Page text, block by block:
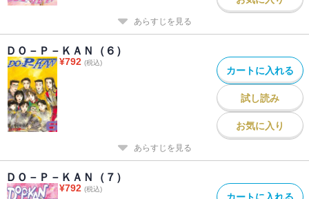
あらすじを見る
ＤＯ－Ｐ－ＫＡＮ（６）
¥792 (税込)
カートに入れる
試し読み
お気に入り
あらすじを見る
ＤＯ－Ｐ－ＫＡＮ（７）
¥792 (税込)